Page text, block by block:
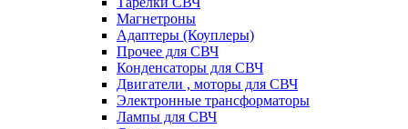
Магнетроны
Адаптеры (Коуплеры)
Прочее для СВЧ
Конденсаторы для СВЧ
Двигатели , моторы для СВЧ
Электронные трансформаторы
Лампы для СВЧ